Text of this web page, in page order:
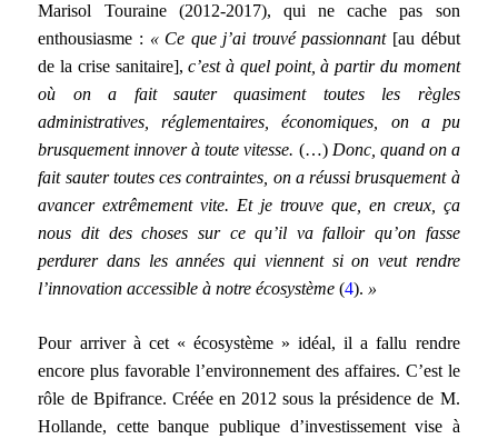
Marisol Touraine (2012-2017), qui ne cache pas son
enthousiasme : « Ce que j’ai trouvé passionnant [au début
de la crise sanitaire],c’est à quel point, à partir du moment
où on a fait sauter quasiment toutes les règles
administratives, réglementaires, économiques, on a pu
brusquement innover à toute vitesse. (…) Donc, quand on a
fait sauter toutes ces contraintes, on a réussi brusquement à
avancer extrêmement vite. Et je trouve que, en creux, ça
nous dit des choses sur ce qu’il va falloir qu’on fasse
perdurer dans les années qui viennent si on veut rendre
l’innovation accessible à notre écosystème(4). »
Pour arriver à cet « écosystème » idéal, il a fallu rendre
encore plus favorable l’environnement des affaires. C’est le
rôle de Bpifrance. Créée en 2012 sous la présidence de M.
Hollande, cette banque publique d’investissement vise à